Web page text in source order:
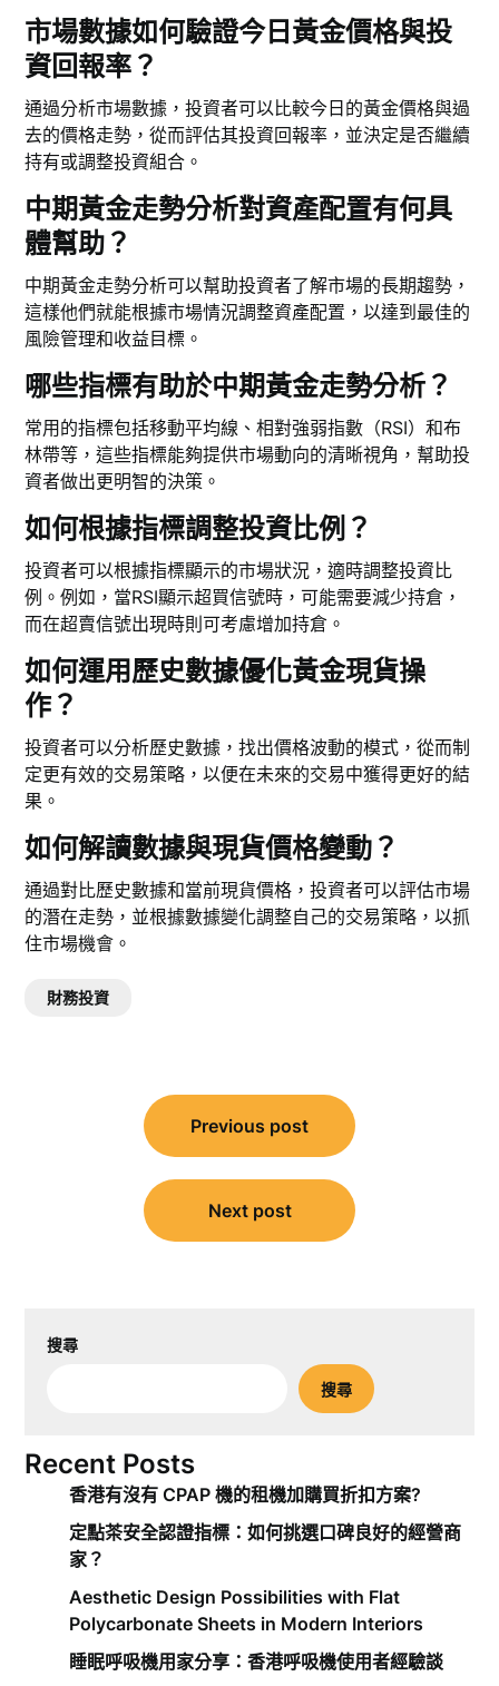
市場數據如何驗證今日黃金價格與投
資回報率？
通過分析市場數據，投資者可以比較今日的黃金價格與過
去的價格走勢，從而評估其投資回報率，並決定是否繼續
持有或調整投資組合。
中期黃金走勢分析對資產配置有何具
體幫助？
中期黃金走勢分析可以幫助投資者了解市場的長期趨勢，
這樣他們就能根據市場情況調整資產配置，以達到最佳的
風險管理和收益目標。
哪些指標有助於中期黃金走勢分析？
常用的指標包括移動平均線、相對強弱指數（RSI）和布
林帶等，這些指標能夠提供市場動向的清晰視角，幫助投
資者做出更明智的決策。
如何根據指標調整投資比例？
投資者可以根據指標顯示的市場狀況，適時調整投資比
例。例如，當RSI顯示超買信號時，可能需要減少持倉，
而在超賣信號出現時則可考慮增加持倉。
如何運用歷史數據優化黃金現貨操
作？
投資者可以分析歷史數據，找出價格波動的模式，從而制
定更有效的交易策略，以便在未來的交易中獲得更好的結
果。
如何解讀數據與現貨價格變動？
通過對比歷史數據和當前現貨價格，投資者可以評估市場
的潛在走勢，並根據數據變化調整自己的交易策略，以抓
住市場機會。
財務投資
Previous post
Next post
搜尋
搜尋
Recent Posts
香港有沒有 CPAP 機的租機加購買折扣方案?
定點茶安全認證指標：如何挑選口碑良好的經營商
家？
Aesthetic Design Possibilities with Flat
Polycarbonate Sheets in Modern Interiors
睡眠呼吸機用家分享：香港呼吸機使用者經驗談